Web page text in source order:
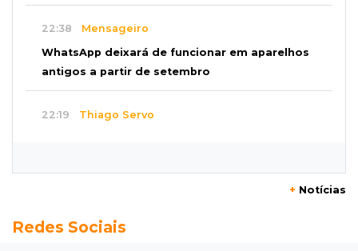
22:38 Mensageiro
WhatsApp deixará de funcionar em aparelhos
antigos a partir de setembro
22:19 Thiago Servo
Semana vai começar com 909 novas
+ Notícias
Redes Sociais